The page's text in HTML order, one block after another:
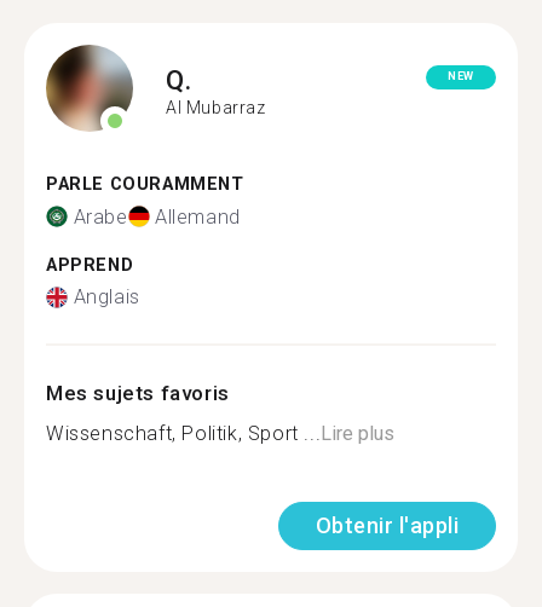
Q.
Al Mubarraz
NEW
PARLE COURAMMENT
Arabe Allemand
APPREND
Anglais
Mes sujets favoris
Wissenschaft, Politik, Sport ...Lire plus
Obtenir l'appli